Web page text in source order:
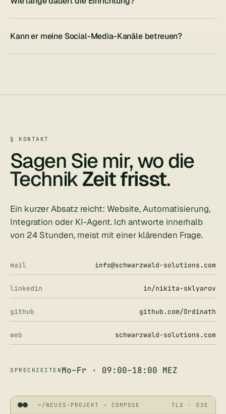
Kann er meine Social-Media-Kanäle betreuen?
§ KONTAKT
Sagen Sie mir, wo die
TechnikZeit frisst.
Ein kurzer Absatz reicht: Website, Automatisierung,
Integration oder KI-Agent. Ich antworte innerhalb
von 24 Stunden, meist mit einer klärenden Frage.
mail info@schwarzwald-solutions.com
linkedin in/nikita-sklyarov
github github.com/Ordinath
web schwarzwald-solutions.com
SPRECHZEITEN Mo–Fr · 09:00–18:00 MEZ
~/NEUES-PROJEKT — COMPOSE TLS · E2E